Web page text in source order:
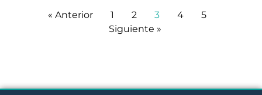
« Anterior 1 2 3 4
5
Siguiente »